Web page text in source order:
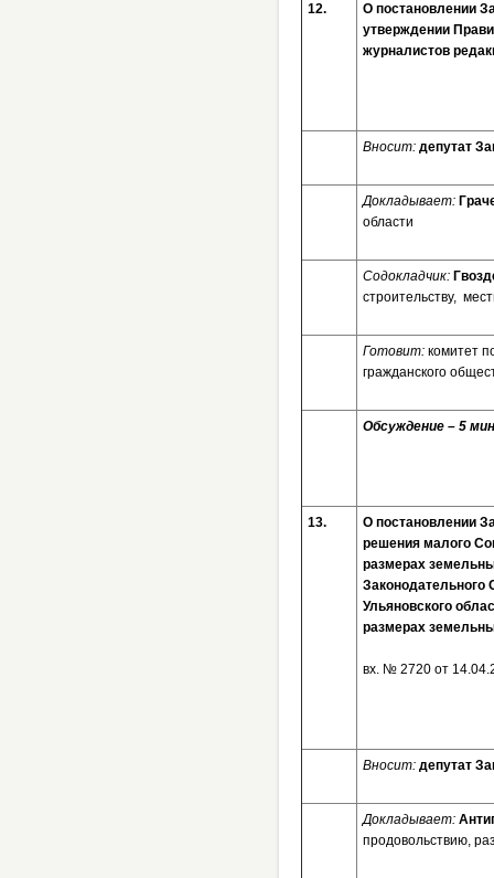
12.
О
утверждении
журналистов
Вносит: депутат
Докладывает:
области
Содокладчик:
строительству,
Готовит: комитет
гражданского
Обсуждение – 5
13.
О постановлении
решения малого
размерах
Законодательного
Ульяновского
размерах
вх. № 2720 от
Вносит: депутат
Докладывает:
продовольствию,